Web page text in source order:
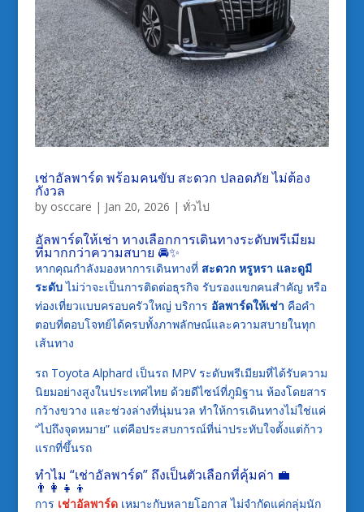
เช่าอัลพาร์ด พร้อมคนขับ สะดวก ปลอดภัย ไม่ต้อง
กังวล
by osccare | Jan 20, 2026 | ทั่วไป
อัลพาร์ดให้เช่า ทางเลือกการเดินทางระดับพรีเมียม
ที่มากกว่าความสบาย 🚘✨
หากคุณกำลังมองหาการเดินทางที่ สะดวก หรูหรา และดูมี
ระดับไม่ว่าจะเป็นการติดต่อธุรกิจ รับรองแขกคนสำคัญ หรือ
ท่องเที่ยวแบบครอบครัวใหญ่ บริการ อัลพาร์ดให้เช่า คือคำ
ตอบที่ตอบโจทย์ได้ครบทั้งภาพลักษณ์และความสบายในทุก
เส้นทาง
รถ Toyota Alphard เป็นรถ MPV ระดับพรีเมียมที่ได้รับความ
นิยมอย่างสูงในประเทศไทย ด้วยดีไซน์ที่ภูมิฐาน ห้องโดยสาร
กว้างขวาง และช่วงล่างที่นุ่มนวล ทำให้การเดินทางไม่ใช่แค่
“ไปถึงจุดหมาย” แต่คือประสบการณ์ที่น่าประทับใจตั้งแต่ก้าว
แรกที่ขึ้นรถ
ทำไม “เช่าอัลพาร์ด” ถึงเป็นตัวเลือกที่คุ้มค่า 💼
👨‍👩‍👧‍👦
การ เช่าอัลพาร์ดเหมาะกับหลายโอกาส ไม่จำกัดแค่กลุ่มนัก